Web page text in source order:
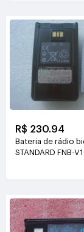
R$ 230.94
Bateria de rádio
STANDARD FNB-